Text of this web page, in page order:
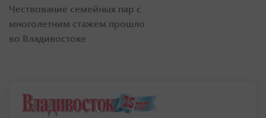
Чествование семейных пар с
многолетним стажем прошло
во Владивостоке